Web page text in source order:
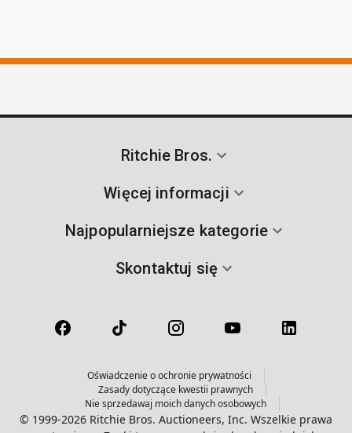
Ritchie Bros.
Więcej informacji
Najpopularniejsze kategorie
Skontaktuj się
Oświadczenie o ochronie prywatności
Zasady dotyczące kwestii prawnych
Nie sprzedawaj moich danych osobowych
© 1999-2026 Ritchie Bros. Auctioneers, Inc. Wszelkie prawa